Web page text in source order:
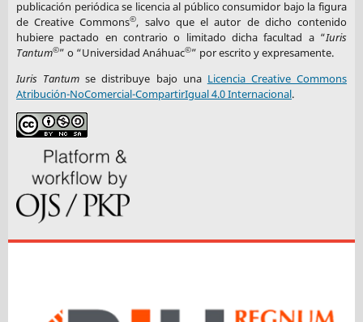
publicación periódica se licencia al público consumidor bajo la figura
de Creative Commons©, salvo que el autor de dicho contenido
hubiere pactado en contrario o limitado dicha facultad a “Iuris
Tantum©” o “Universidad Anáhuac©” por escrito y expresamente.
Iuris Tantum se distribuye bajo una Licencia Creative Commons
Atribución-NoComercial-CompartirIgual 4.0 Internacional.